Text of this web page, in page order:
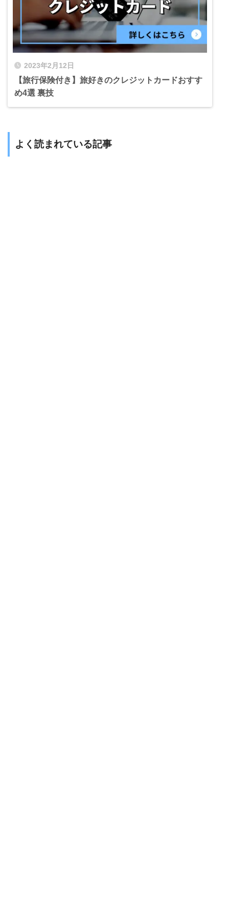
2023年2月12日
【旅行保険付き】旅好きのクレジットカードおすす
め4選 裏技
よく読まれている記事